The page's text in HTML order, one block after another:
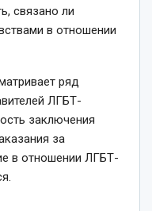
связано ли
в отношении
ряд
ЛГБТ-
заключения
за
в отношении ЛГБТ-